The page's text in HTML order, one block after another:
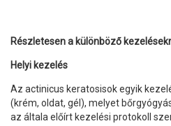
Részletesen a különböző
Helyi kezelés
Az actinicus keratosisok egyik
(krém, oldat, gél), melyet
az általa előírt kezelési protokoll